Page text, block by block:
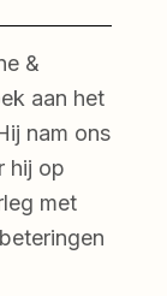
&
aan het
nam ons
hij op
met